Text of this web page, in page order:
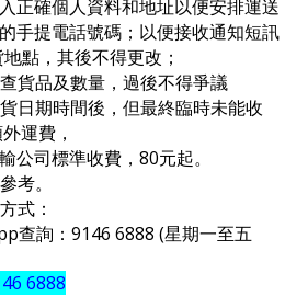
正確個人資料和地址以便安排運送
手提電話號碼；以便接收通知短訊
點，其後不得更改；
貨品及數量，過後不得爭議
日期時間後，但最終臨時未能收
運費，
司標準收費，80元起。
考。
式：
詢：9146 6888 (星期一至五
6888